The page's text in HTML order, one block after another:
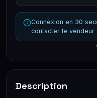
Connexion en 30
contacter le vendeur
Description